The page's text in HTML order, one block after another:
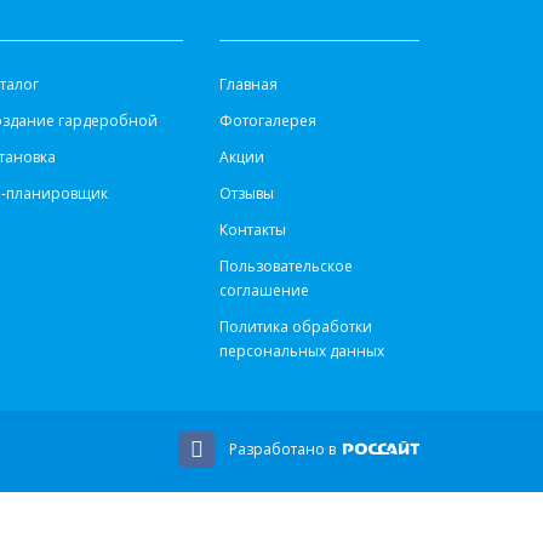
гардеробной
планировщик
Главная
Фотогалерея
Акции
Отзывы
Контакты
Пользовательское
соглашение
Политика обработки
персональных данных
Разработано в